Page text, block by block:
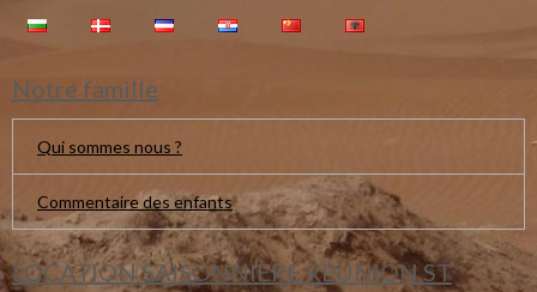
Notre famille
Qui sommes nous ?
Commentaire des enfants
LOCATION SAISONNIERE REUNION ST